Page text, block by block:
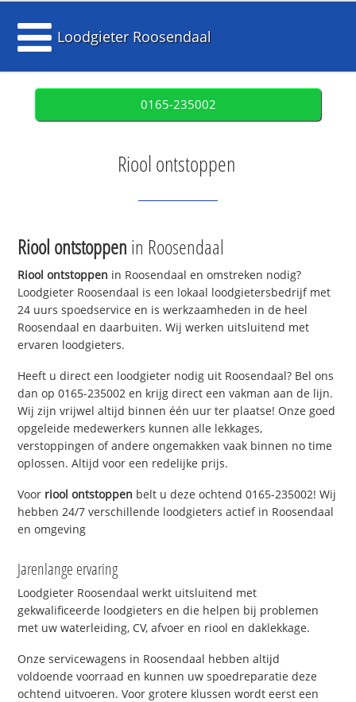
Loodgieter Roosendaal
0165-235002
Riool ontstoppen
Riool ontstoppen in Roosendaal
Riool ontstoppen in Roosendaal en omstreken nodig?
Loodgieter Roosendaal is een lokaal loodgietersbedrijf met
24 uurs spoedservice en is werkzaamheden in de heel
Roosendaal en daarbuiten. Wij werken uitsluitend met
ervaren loodgieters.
Heeft u direct een loodgieter nodig uit Roosendaal? Bel ons
dan op 0165-235002 en krijg direct een vakman aan de lijn.
Wij zijn vrijwel altijd binnen één uur ter plaatse! Onze goed
opgeleide medewerkers kunnen alle lekkages,
verstoppingen of andere ongemakken vaak binnen no time
oplossen. Altijd voor een redelijke prijs.
Voor riool ontstoppen belt u deze ochtend 0165-235002! Wij
hebben 24/7 verschillende loodgieters actief in Roosendaal
en omgeving
Jarenlange ervaring
Loodgieter Roosendaal werkt uitsluitend met
gekwalificeerde loodgieters en die helpen bij problemen
met uw waterleiding, CV, afvoer en riool en daklekkage.
Onze servicewagens in Roosendaal hebben altijd
voldoende voorraad en kunnen uw spoedreparatie deze
ochtend uitvoeren. Voor grotere klussen wordt eerst een